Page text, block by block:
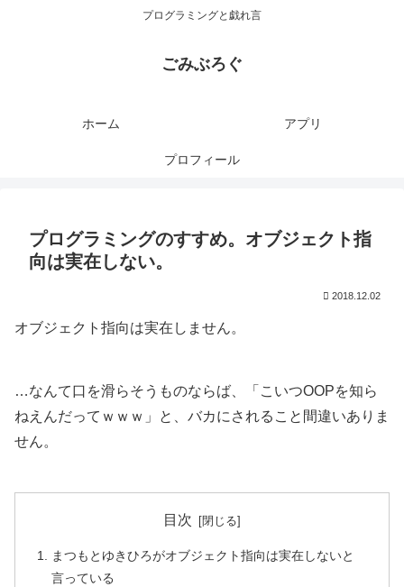
プログラミングと戯れ言
ごみぶろぐ
ホーム アプリ
プロフィール
プログラミングのすすめ。オブジェクト指
向は実在しない。
2018.12.02
オブジェクト指向は実在しません。
…なんて口を滑らそうものならば、「こいつOOPを知ら
ねえんだってｗｗｗ」と、バカにされること間違いありま
せん。
目次
まつもとゆきひろがオブジェクト指向は実在しないと
言っている